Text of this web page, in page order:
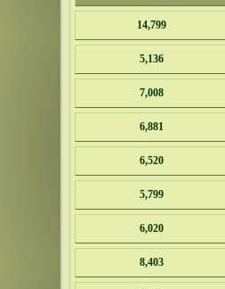
14,799
5,136
7,008
6,881
6,520
5,799
6,020
8,403